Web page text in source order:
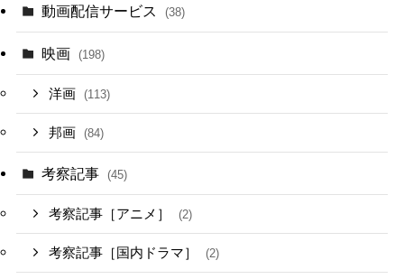
動画配信サービス (38)
映画 (198)
洋画 (113)
邦画 (84)
考察記事 (45)
考察記事［アニメ］ (2)
考察記事［国内ドラマ］ (2)